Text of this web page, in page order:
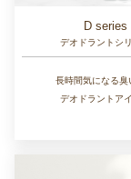
D series
デオドラントシ
長時間気になる臭
デオドラントア